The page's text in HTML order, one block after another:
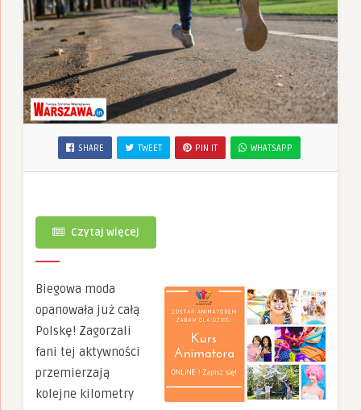
SHARE TWEET PIN IT WHATSAPP
Czytaj więcej
Biegowa moda
opanowała już całą
Polskę! Zagorzali
fani tej aktywności
przemierzają
kolejne kilometry